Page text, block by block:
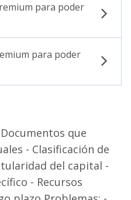
para poder
para poder
Documentos que
- Clasificación de
del capital -
- Recursos